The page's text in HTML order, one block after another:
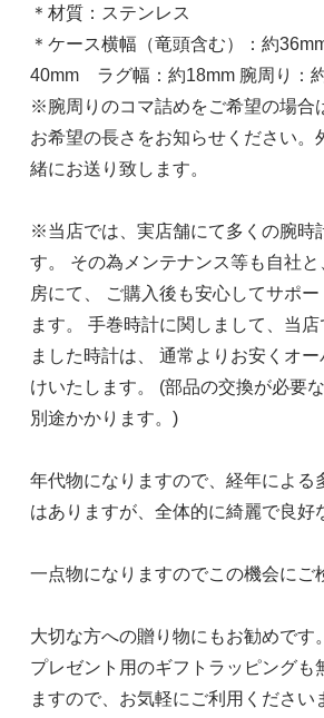
＊材質：ステンレス
＊ケース横幅（竜頭含む）：約
40mm ラグ幅：約18mm 腕周り：
※腕周りのコマ詰めをご希望の場合
お希望の長さをお知らせください。
緒にお送り致します。
※当店では、実店舗にて多くの腕時
す。 その為メンテナンス等も自社
房にて、 ご購入後も安心してサポ
ます。 手巻時計に関しまして、当
ました時計は、 通常よりお安くオ
けいたします。 (部品の交換が必要
別途かかります。)
年代物になりますので、経年による
はありますが、全体的に綺麗で良好
一点物になりますのでこの機会にご
大切な方への贈り物にもお勧めです。
プレゼント用のギフトラッピングも
ますので、お気軽にご利用ください